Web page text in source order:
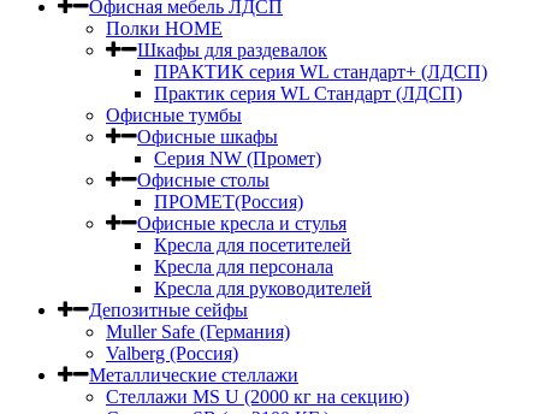
Офисная мебель ЛДСП
Полки HOME
Шкафы для раздевалок
ПРАКТИК серия WL стандарт+ (ЛДСП)
Практик серия WL Стандарт (ЛДСП)
Офисные тумбы
Офисные шкафы
Серия NW (Промет)
Офисные столы
ПРОМЕТ(Россия)
Офисные кресла и стулья
Кресла для посетителей
Кресла для персонала
Кресла для руководителей
Депозитные сейфы
Muller Safe (Германия)
Valberg (Россия)
Металлические стеллажи
Стеллажи MS U (2000 кг на секцию)